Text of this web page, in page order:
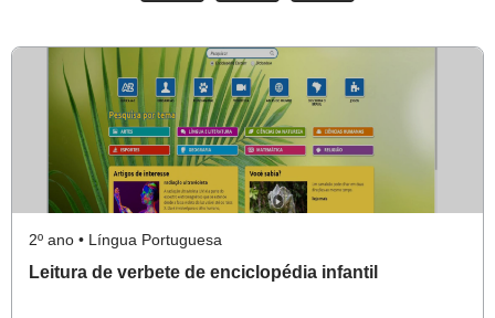
2º ano • Língua Portuguesa
Leitura de verbete de enciclopédia infantil